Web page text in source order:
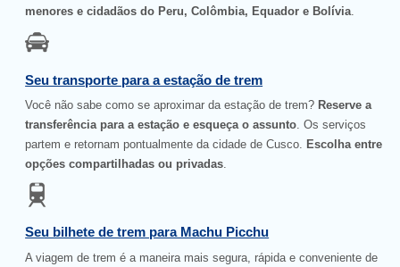
menores e cidadãos do Peru, Colômbia, Equador e Bolívia.
Seu transporte para a estação de trem
Você não sabe como se aproximar da estação de trem? Reserve a
transferência para a estação e esqueça o assunto. Os serviços
partem e retornam pontualmente da cidade de Cusco. Escolha entre
opções compartilhadas ou privadas.
Seu bilhete de trem para Machu Picchu
A viagem de trem é a maneira mais segura, rápida e conveniente de